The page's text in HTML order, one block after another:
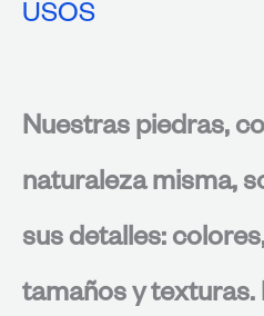
USOS
Nuestras piedras,
naturaleza misma,
sus detalles:
tamaños y